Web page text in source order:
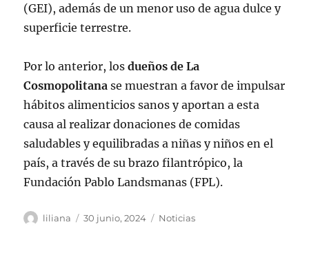
(GEI), además de un menor uso de agua dulce y
superficie terrestre.
Por lo anterior, losdueños de La
Cosmopolitana se muestran a favor de impulsar
hábitos alimenticios sanos y aportan a esta
causa al realizar donaciones de comidas
saludables y equilibradas a niñas y niños en el
país, a través de su brazo filantrópico, la
Fundación Pablo Landsmanas (FPL).
Autor
liliana
Publicado
30 junio, 2024 Categorías
Noticias